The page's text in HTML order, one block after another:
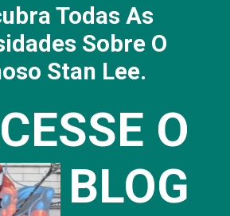
Todas As
Sobre O
Stan Lee.
O
BLOG